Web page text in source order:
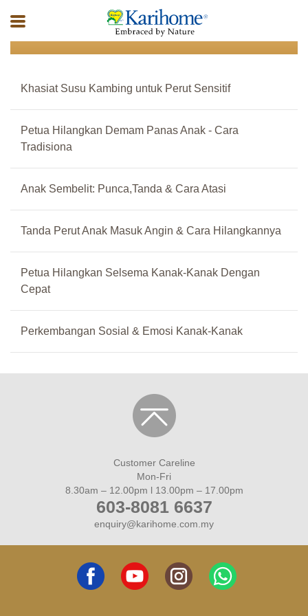
Khasiat Susu Kambing untuk Perut Sensitif
Petua Hilangkan Demam Panas Anak - Cara
Tradisiona
Anak Sembelit: Punca,Tanda & Cara Atasi
Tanda Perut Anak Masuk Angin & Cara Hilangkannya
Petua Hilangkan Selsema Kanak-Kanak Dengan
Cepat
Perkembangan Sosial & Emosi Kanak-Kanak
Customer Careline
Mon-Fri
8.30am – 12.00pm l 13.00pm – 17.00pm
603-8081 6637
enquiry@karihome.com.my